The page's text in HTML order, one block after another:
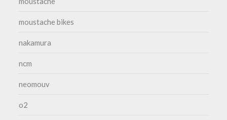
moustache bikes
nakamura
ncm
neomouv
o2